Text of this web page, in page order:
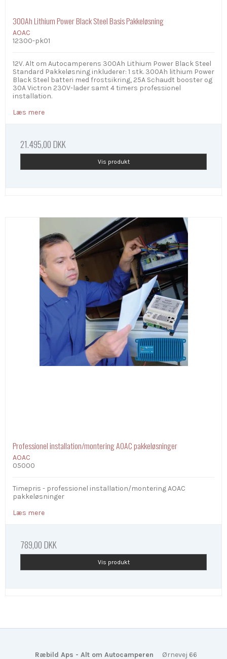
300Ah Lithium Power Black Steel Basis Pakkeløsning
AOAC
12300-pk01
12V. Alt om Autocamperens 300Ah Lithium Power Black Steel
Standard Pakkeløsning inkluderer: 1 stk. 300Ah lithium Power
Black Steel batteri med frostsikring, 25A Schaudt booster og
30A Victron 230V-lader samt 4 timers professionel
installation.
Læs mere
21.495,00 DKK
Vis produkt
Professionel installation/montering AOAC pakkeløsninger
AOAC
05000
Timepris - professionel installation/montering AOAC
pakkeløsninger
Læs mere
789,00 DKK
Vis produkt
Ræbild Aps - Alt om Autocamperen Ørnevej 66